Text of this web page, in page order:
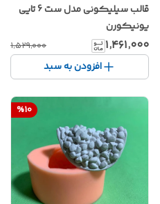
قالب سیلیکونی مدل ست 6 تایی
یونیکورن
۱٬۴۶۱٬۰۰۰ ۱٬۵۲۹٬۰۰۰
افزودن به سبد
%10